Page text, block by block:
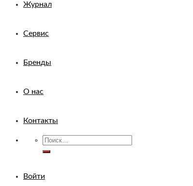
Журнал
Сервис
Бренды
О нас
Контакты
Искать:
Войти